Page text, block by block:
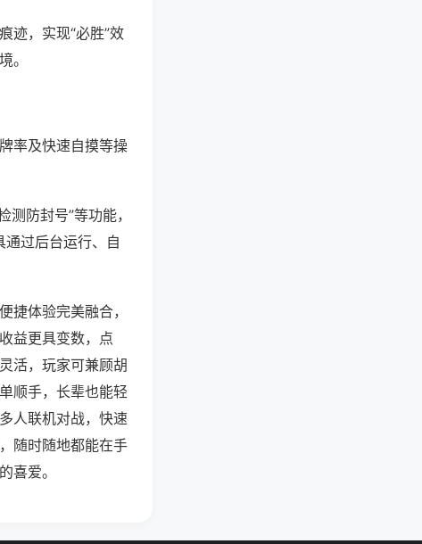
迹，实现“必胜”效
。
率及快速自摸等操
防封号”等功能，
通过后台运行、自
捷体验完美融合，
益更具变数，点
活，玩家可兼顾胡
顺手，长辈也能轻
人联机对战，快速
随时随地都能在手
喜爱。